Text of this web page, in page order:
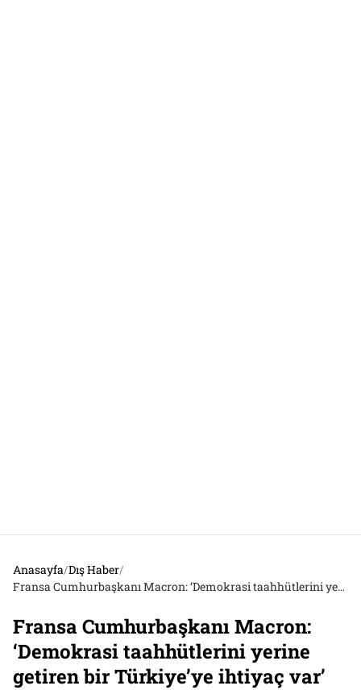
Anasayfa/Dış Haber/
Fransa Cumhurbaşkanı Macron: ‘Demokrasi taahhütlerini yerine getiren bir Türkiye’ye ihtiyaç var’
Fransa Cumhurbaşkanı Macron:
‘Demokrasi taahhütlerini yerine
getiren bir Türkiye’ye ihtiyaç var’